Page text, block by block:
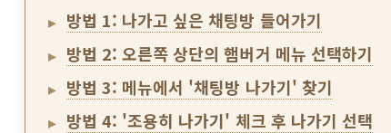
방법 1: 나가고 싶은 채팅방 들어가기
방법 2: 오른쪽 상단의 햄버거 메뉴 선택하기
방법 3: 메뉴에서 '채팅방 나가기' 찾기
방법 4: '조용히 나가기' 체크 후 나가기 선택